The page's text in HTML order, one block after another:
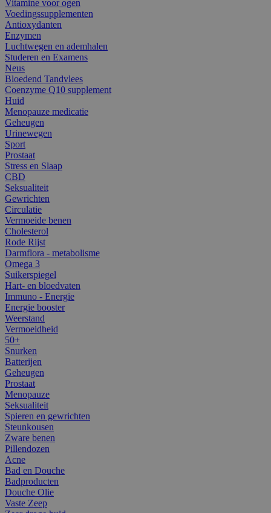
Vitamine voor ogen
Voedingssupplementen
Antioxydanten
Enzymen
Luchtwegen en ademhalen
Studeren en Examens
Neus
Bloedend Tandvlees
Coenzyme Q10 supplement
Huid
Menopauze medicatie
Geheugen
Urinewegen
Sport
Prostaat
Stress en Slaap
CBD
Seksualiteit
Gewrichten
Circulatie
Vermoeide benen
Cholesterol
Rode Rijst
Darmflora - metabolisme
Omega 3
Suikerspiegel
Hart- en bloedvaten
Immuno - Energie
Energie booster
Weerstand
Vermoeidheid
50+
Snurken
Batterijen
Geheugen
Prostaat
Menopauze
Seksualiteit
Spieren en gewrichten
Steunkousen
Zware benen
Pillendozen
Acne
Bad en Douche
Badproducten
Douche Olie
Vaste Zeep